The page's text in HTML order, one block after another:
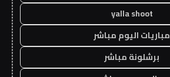
yalla shoot
مباريات اليوم مباشر
برشلونة مباشر